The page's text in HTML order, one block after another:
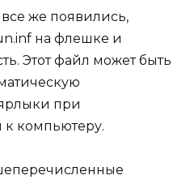
же появились,
на флешке и
Этот файл может быть
при
компьютеру.